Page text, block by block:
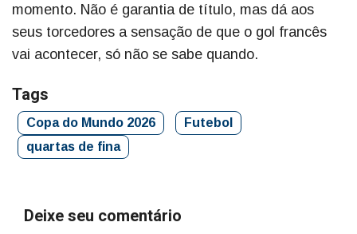
momento. Não é garantia de título, mas dá aos
seus torcedores a sensação de que o gol francês
vai acontecer, só não se sabe quando.
Tags
Copa do Mundo 2026
Futebol
quartas de fina
Deixe seu comentário